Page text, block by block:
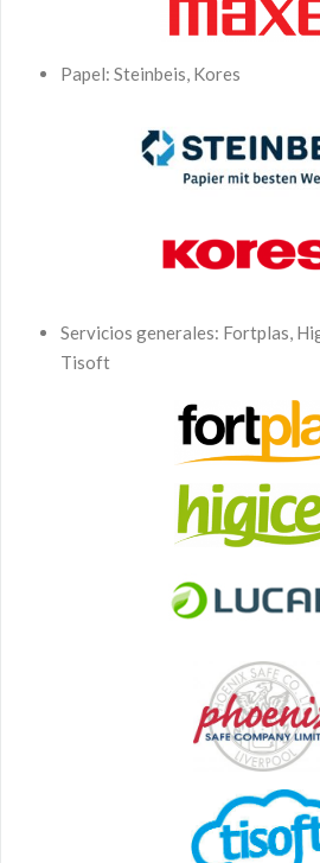
Papel: Steinbeis, Kores
Servicios generales: Fortplas,
Tisoft